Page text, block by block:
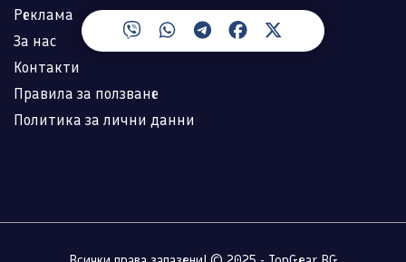
Реклама
За нас
Контакти
Правила за ползване
Политика за лични данни